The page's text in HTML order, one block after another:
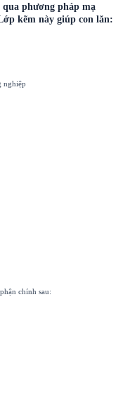
phương pháp mạ
kẽm này giúp con lăn:
nghiệp
chính sau: